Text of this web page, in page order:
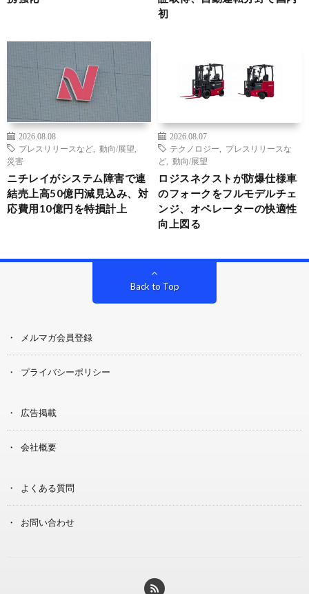
初
2026.08.08
プレスリリースなど
動向/展望
災害
ニチレイがシステム障害で連
結売上高50億円減見込み、対
応費用10億円を特損計上
2026.08.07
テクノロジー
プレスリリースな
ど
動向/展望
ロジスネクストが防爆仕様車
のフォークをフルモデルチェ
ンジ、オペレーターの快適性
向上図る
Back to Top
メルマガ会員登録
プライバシーポリシー
広告掲載
会社概要
よくある質問
お問い合わせ